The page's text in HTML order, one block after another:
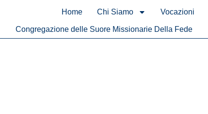
Home Chi Siamo Vocazioni
Congregazione delle Suore Missionarie Della Fede